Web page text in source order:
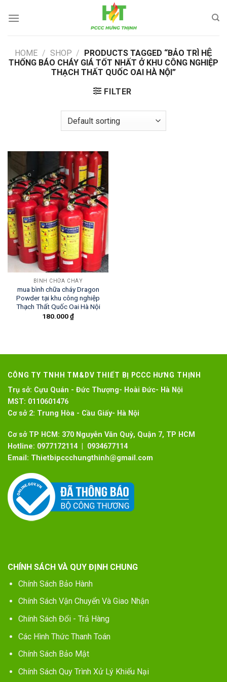
HOME / SHOP / PRODUCTS TAGGED “BẢO TRÌ HỆ
THỐNG BÁO CHÁY GIÁ TỐT NHẤT Ở KHU CÔNG NGHIỆP
THẠCH THẤT QUỐC OAI HÀ NỘI”
FILTER
BÌNH CHỮA CHÁY
mua bình chữa cháy Dragon
Powder tại khu công nghiệp
Thạch Thất Quốc Oai Hà Nội
180.000₫
CÔNG TY TNHH TM&DV THIẾT BỊ PCCC HƯNG THỊNH
Trụ sở: Cựu Quán - Đức Thượng- Hoài Đức- Hà Nội
MST: 0110601476
Cơ sở 2: Trung Hòa - Cầu Giấy- Hà Nội
Cơ sở TP HCM: 370 Nguyễn Văn Quỳ, Quận 7, TP HCM
Hotline: 0977172114 | 0934677114
Email: Thietbipccchungthinh@gmail.com
CHÍNH SÁCH VÀ QUY ĐỊNH CHUNG
Chính Sách Bảo Hành
Chính Sách Vận Chuyển Và Giao Nhận
Chính Sách Đổi - Trả Hàng
Các Hình Thức Thanh Toán
Chính Sách Bảo Mật
Chính Sách Quy Trình Xử Lý Khiếu Nại